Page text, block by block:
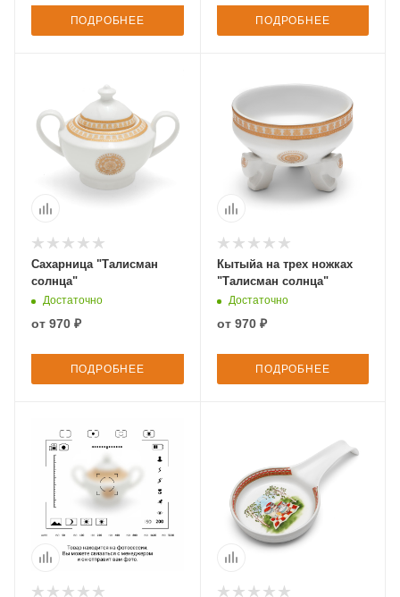
ПОДРОБНЕЕ ПОДРОБНЕЕ
Сахарница "Талисман
солнца"
Достаточно
от 970 ₽
ПОДРОБНЕЕ
Кытыйа на трех ножках
"Талисман солнца"
Достаточно
от 970 ₽
ПОДРОБНЕЕ